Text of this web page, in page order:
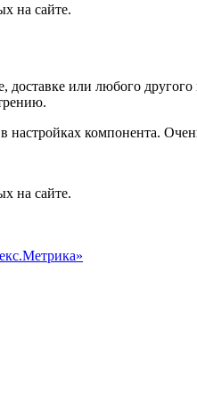
на сайте.
или любого
настройках компонента.
на сайте.